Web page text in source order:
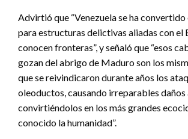
Advirtió que “Venezuela se ha
para estructuras delictivas aliadas con el
conocen fronteras”, y señaló que “esos
gozan del abrigo de Maduro son los
que se reivindicaron durante años los
oleoductos, causando irreparables
convirtiéndolos en los más grandes
conocido la humanidad”.